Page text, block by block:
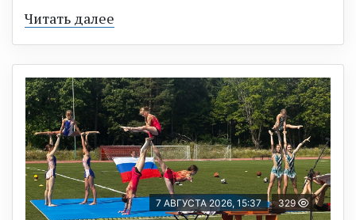
Читать далее
7 АВГУСТА 2026, 15:37 329